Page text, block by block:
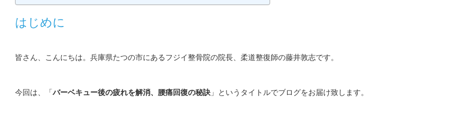
はじめに
皆さん、こんにちは。兵庫県たつの市にあるフジイ整骨院の院長、柔道整復師の藤井敦志です。
今回は、「バーベキュー後の疲れを解消、腰痛回復の秘訣 」というタイトルでブログをお届け致します。